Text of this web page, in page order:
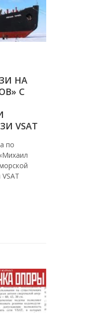
НА
С
VSAT
по